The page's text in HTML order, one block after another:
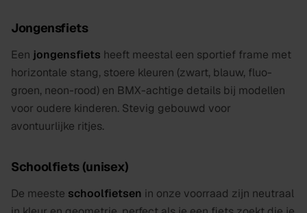
Jongensfiets
Een jongensfiets heeft meestal een sportief frame met
horizontale stang, stoere kleuren (zwart, blauw, fluo-
groen, neon-rood) en BMX-achtige details bij modellen
voor oudere kinderen. Stevig gebouwd voor
avontuurlijke ritjes.
Schoolfiets (unisex)
De meeste schoolfietsen in onze voorraad zijn neutraal